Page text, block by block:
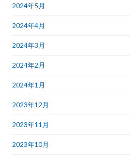
2024年5月
2024年4月
2024年3月
2024年2月
2024年1月
2023年12月
2023年11月
2023年10月